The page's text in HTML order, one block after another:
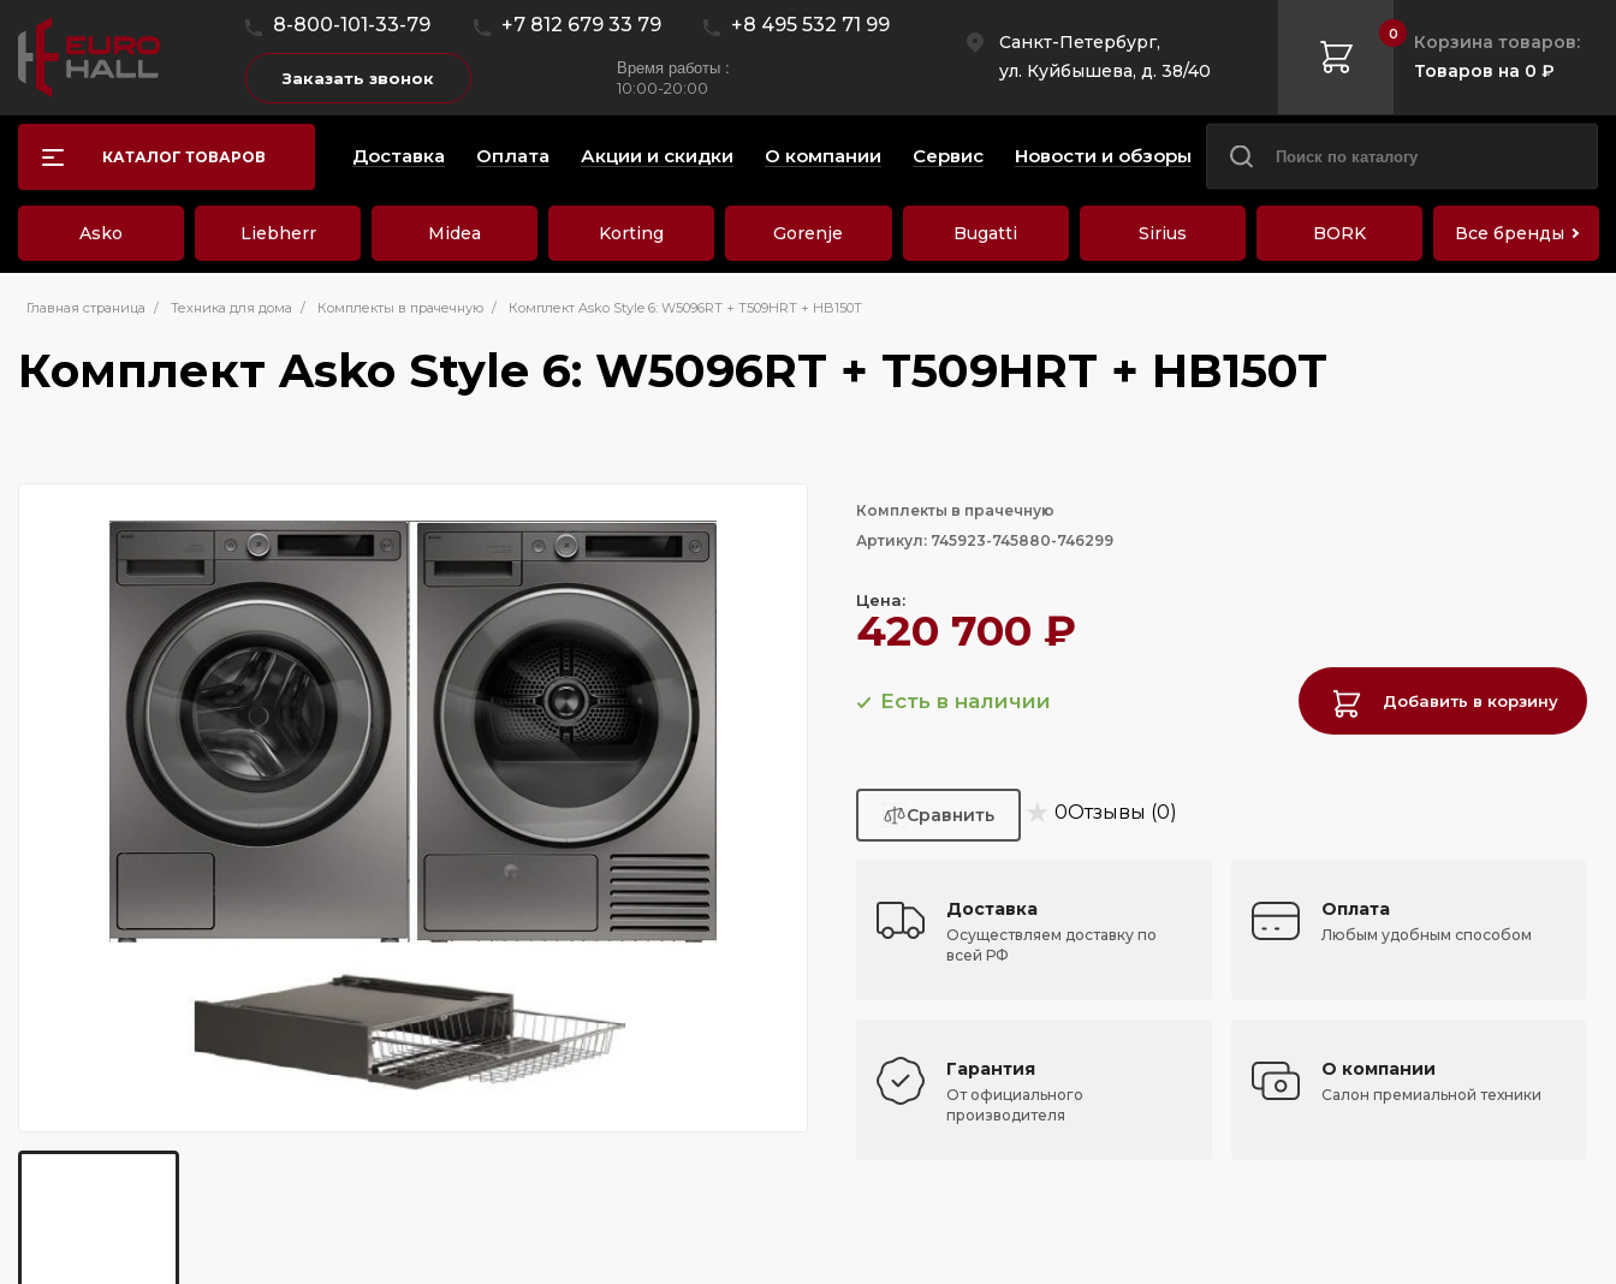
8-800-101-33-79 +7 812 679 33 79 +8 495 532 71 99
Заказать звонок Время работы :
10:00-20:00
Санкт-Петербург,
ул. Куйбышева, д. 38/40
0
Корзина товаров:
Товаров на 0 ₽
КАТАЛОГ ТОВАРОВ Доставка Оплата Акции и скидки О компании Сервис Новости и обзоры
Asko Liebherr Midea Korting Gorenje Bugatti Sirius BORK Все бренды
Главная страница / Техника для дома / Комплекты в прачечную / Комплект Asko Style 6: W5096RT + T509HRT + HB150T
Комплект Asko Style 6: W5096RT + T509HRT + HB150T
Комплекты в прачечную
Артикул: 745923-745880-746299
Цена:
420 700 ₽
Есть в наличии Добавить в корзину
★ 0Отзывы (0)
Доставка
Осуществляем доставку по
всей РФ
Оплата
Любым удобным способом
Гарантия
От официального
производителя
О компании
Салон премиальной техники